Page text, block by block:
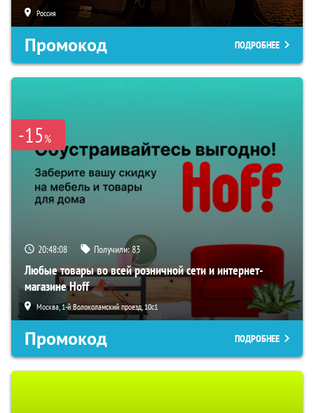
Россия
Промокод ПОДРОБНЕЕ
-15%
20:48:08 Получили:83
Любые товары во всей розничной сети и интернет-
магазине Hoff
Москва, 1-й Волоколамский проезд, 10с1
Промокод ПОДРОБНЕЕ